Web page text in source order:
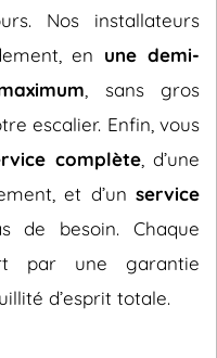
Nos installateurs
en une demi-
, sans gros
escalier. Enfin, vous
complète, d’une
et d’un service
de besoin. Chaque
par une garantie
d’esprit totale.